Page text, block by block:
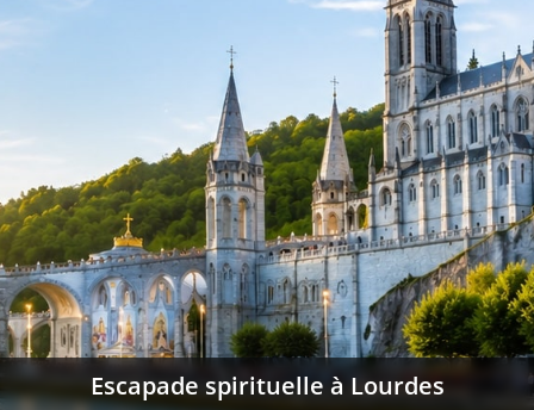
Escapade spirituelle à Lourdes